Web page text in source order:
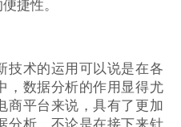
捷性。
技术的运用可以说是在各
，数据分析的作用显得尤
商平台来说，具有了更加